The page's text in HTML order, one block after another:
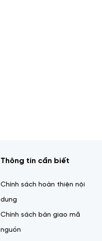
Thông tin cần biết
Chính sách hoàn thiện nội
dung
Chính sách bàn giao mã
nguồn